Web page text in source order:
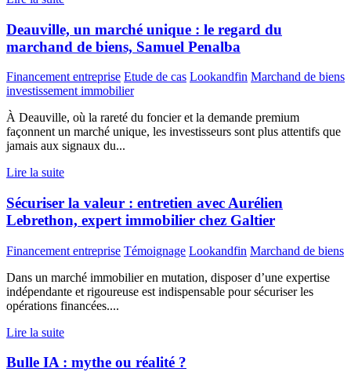
Deauville, un marché unique : le regard du
marchand de biens, Samuel Penalba
Financement entreprise Etude de cas Lookandfin Marchand de biens
investissement immobilier
À Deauville, où la rareté du foncier et la demande premium
façonnent un marché unique, les investisseurs sont plus attentifs que
jamais aux signaux du...
Lire la suite
Sécuriser la valeur : entretien avec Aurélien
Lebrethon, expert immobilier chez Galtier
Financement entreprise Témoignage Lookandfin Marchand de biens
Dans un marché immobilier en mutation, disposer d’une expertise
indépendante et rigoureuse est indispensable pour sécuriser les
opérations financées....
Lire la suite
Bulle IA : mythe ou réalité ?